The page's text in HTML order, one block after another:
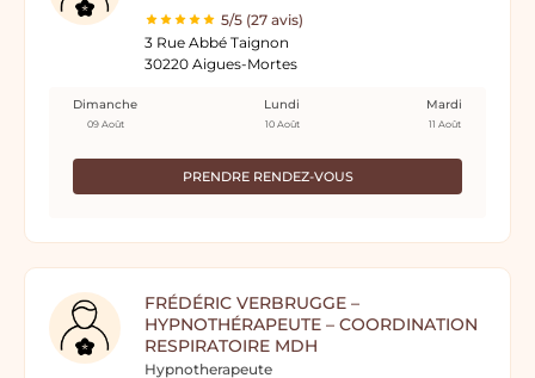
5/5 (27 avis)
3 Rue Abbé Taignon
30220 Aigues-Mortes
PRENDRE RENDEZ-VOUS
Dimanche
09 Août
Lundi
10 Août
Mardi
11 Août
FRÉDÉRIC VERBRUGGE –
HYPNOTHÉRAPEUTE – COORDINATION
RESPIRATOIRE MDH
Hypnotherapeute